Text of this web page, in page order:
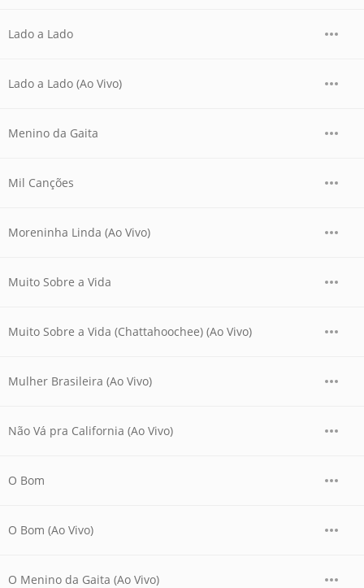
Lado a Lado
Lado a Lado (Ao Vivo)
Menino da Gaita
Mil Canções
Moreninha Linda (Ao Vivo)
Muito Sobre a Vida
Muito Sobre a Vida (Chattahoochee) (Ao Vivo)
Mulher Brasileira (Ao Vivo)
Não Vá pra California (Ao Vivo)
O Bom
O Bom (Ao Vivo)
O Menino da Gaita (Ao Vivo)